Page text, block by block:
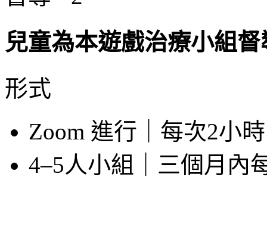
兒童為本遊戲治療小組督
形式
Zoom 進行｜每次2小
4–5人小組｜三個月內